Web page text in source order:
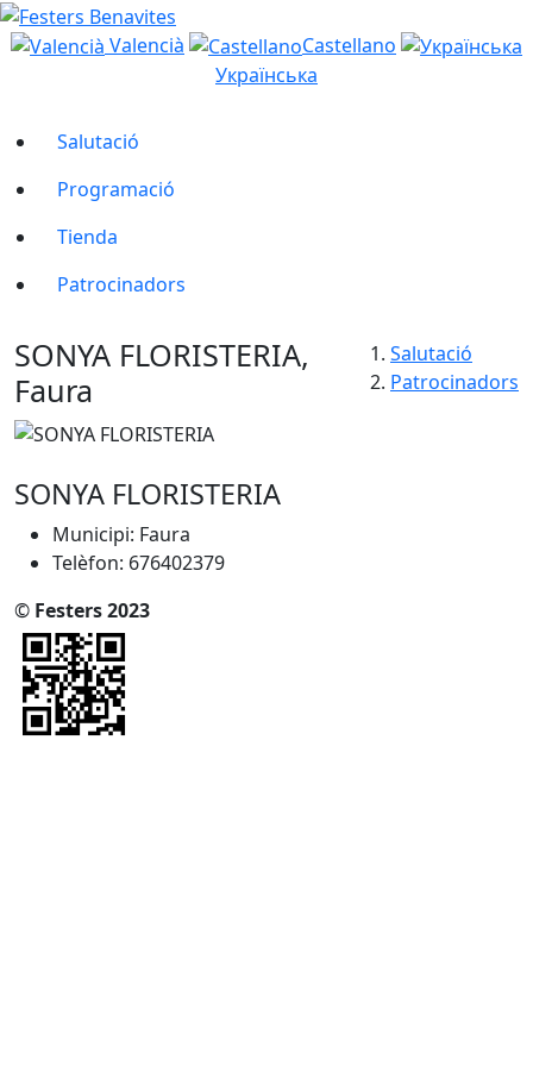
Valencià
Castellano
Українська
Salutació
Programació
Tienda
Patrocinadors
SONYA FLORISTERIA,
Faura
Salutació
Patrocinadors
SONYA FLORISTERIA
Municipi: Faura
Telèfon: 676402379
© Festers 2023